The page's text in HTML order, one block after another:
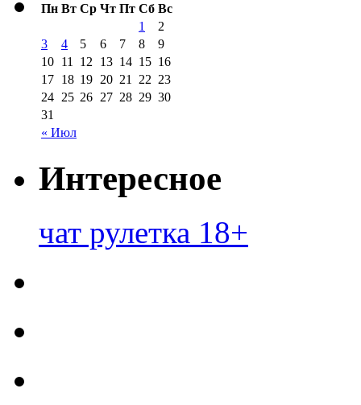
Пн Вт Ср Чт Пт Сб Вс
« Июл
1
2
3
4 5 6 7 8
9
10 11 12 13 14 15 16
17 18 19 20 21 22 23
24 25 26 27 28 29 30
31
Интересное
чат рулетка 18+